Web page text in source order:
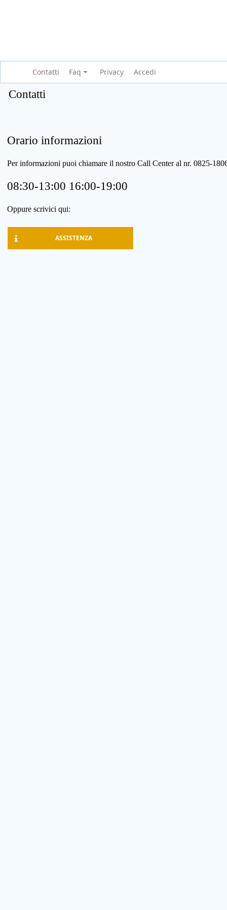
Contatti Faq Privacy Accedi
Contatti
Orario informazioni
Per informazioni puoi chiamare il nostro Call Center al nr. 0825-
08:30-13:00 16:00-19:00
Oppure scrivici qui:
ASSISTENZA